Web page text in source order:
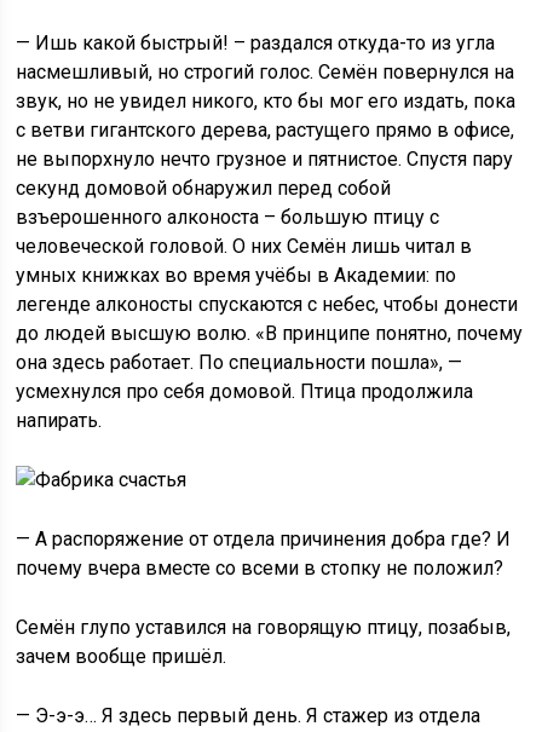
— Ишь какой быстрый! – раздался откуда-то из угла
насмешливый, но строгий голос. Семён повернулся на
звук, но не увидел никого, кто бы мог его издать, пока
с ветви гигантского дерева, растущего прямо в офисе,
не выпорхнуло нечто грузное и пятнистое. Спустя пару
секунд домовой обнаружил перед собой
взъерошенного алконоста – большую птицу с
человеческой головой. О них Семён лишь читал в
умных книжках во время учёбы в Академии: по
легенде алконосты спускаются с небес, чтобы донести
до людей высшую волю. «В принципе понятно, почему
она здесь работает. По специальности пошла», —
усмехнулся про себя домовой. Птица продолжила
напирать.
— А распоряжение от отдела причинения добра где? И
почему вчера вместе со всеми в стопку не положил?
Семён глупо уставился на говорящую птицу, позабыв,
зачем вообще пришёл.
— Э-э-э… Я здесь первый день. Я стажер из отдела